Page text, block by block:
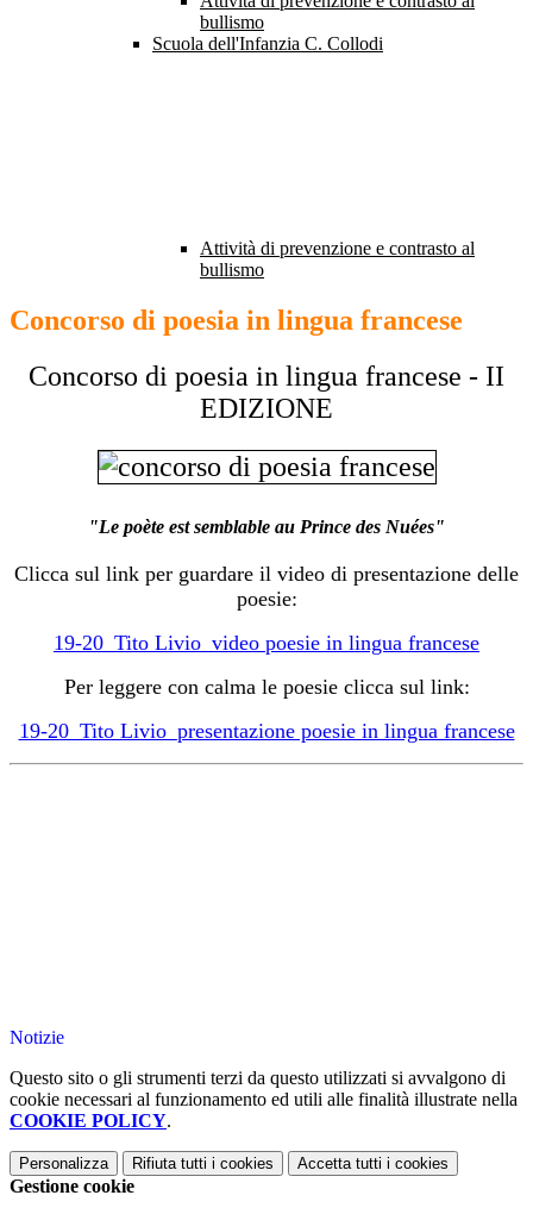
bullismo
Scuola dell'Infanzia C. Collodi
Attività di prevenzione e contrasto al
bullismo
Concorso di poesia in lingua francese
Concorso di poesia in lingua francese - II
EDIZIONE
"Le poète est semblable au Prince des Nuées"
Clicca sul link per guardare il video di presentazione delle
poesie:
19-20_Tito Livio_video poesie in lingua francese
Per leggere con calma le poesie clicca sul link:
19-20_Tito Livio_presentazione poesie in lingua francese
Notizie
Questo sito o gli strumenti terzi da questo utilizzati si avvalgono di
cookie necessari al funzionamento ed utili alle finalità illustrate nella
COOKIE POLICY.
Personalizza Rifiuta tutti i cookies Accetta tutti i cookies
Gestione cookie